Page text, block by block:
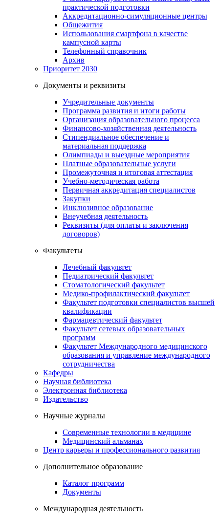
практической подготовки
Аккредитационно-симуляционные центры
Общежития
Использования смартфона в качестве
кампусной карты
Телефонный справочник
Архив
Приоритет 2030
Документы и реквизиты
Учредительные документы
Программа развития и итоги работы
Организация образовательного процесса
Финансово-хозяйственная деятельность
Стипендиальное обеспечение и
материальная поддержка
Олимпиады и выездные мероприятия
Платные образовательные услуги
Промежуточная и итоговая аттестация
Учебно-методическая работа
Первичная аккредитация специалистов
Закупки
Инклюзивное образование
Внеучебная деятельность
Реквизиты (для оплаты и заключения
договоров)
Факультеты
Лечебный факультет
Педиатрический факультет
Стоматологический факультет
Медико-профилактический факультет
Факультет подготовки специалистов высшей
квалификации
Фармацевтический факультет
Факультет сетевых образовательных
программ
Факультет Международного медицинского
образования и управление международного
сотрудничества
Кафедры
Научная библиотека
Электронная библиотека
Издательство
Научные журналы
Современные технологии в медицине
Медицинский альманах
Центр карьеры и профессионального развития
Дополнительное образование
Каталог программ
Документы
Международная деятельность